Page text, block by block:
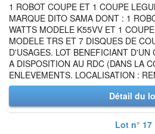
1 ROBOT COUPE ET 1 COUPE
MARQUE DITO SAMA DONT : 1
WATTS MODELE K55VV ET 1
MODELE TRS ET 7 DISQUES DE
D'USAGES. LOT BENEFICIANT
A DISPOSITION AU RDC (DANS LA
ENLEVEMENTS. LOCALISATION :
Détail du
Lot n° 17